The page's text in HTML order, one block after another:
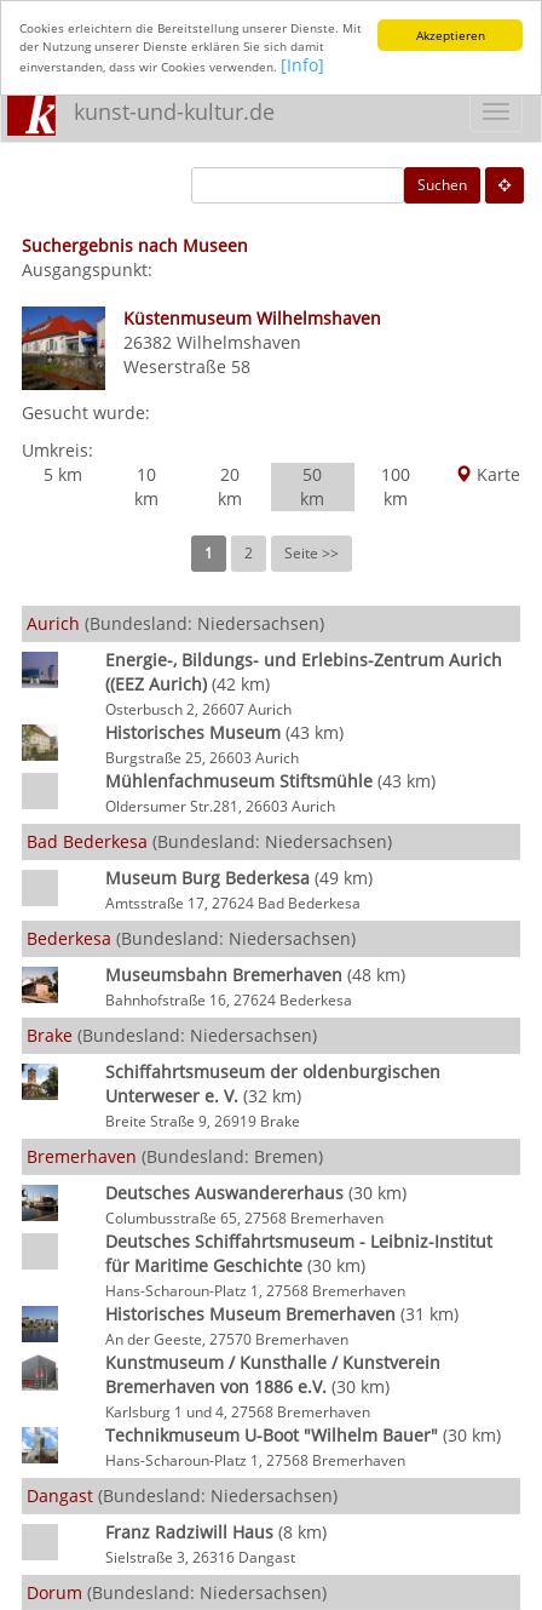
Akzeptieren
Cookies erleichtern die Bereitstellung unserer Dienste. Mit
der Nutzung unserer Dienste erklären Sie sich damit
einverstanden, dass wir Cookies verwenden. [Info]
kunst-und-kultur.de
Suchen
Suchergebnis nach Museen
Ausgangspunkt:
Küstenmuseum Wilhelmshaven
26382 Wilhelmshaven
Weserstraße 58
Gesucht wurde:
Umkreis:
5 km
10
km
20
km
50
km
100
km
Karte
1 2 Seite >>
Aurich (Bundesland: Niedersachsen)
Energie-, Bildungs- und Erlebins-Zentrum Aurich
((EEZ Aurich)(42 km)
Osterbusch 2, 26607 Aurich
Historisches Museum(43 km)
Burgstraße 25, 26603 Aurich
Mühlenfachmuseum Stiftsmühle(43 km)
Oldersumer Str.281, 26603 Aurich
Bad Bederkesa (Bundesland: Niedersachsen)
Museum Burg Bederkesa(49 km)
Amtsstraße 17, 27624 Bad Bederkesa
Bederkesa (Bundesland: Niedersachsen)
Museumsbahn Bremerhaven (48 km)
Bahnhofstraße 16, 27624 Bederkesa
Brake (Bundesland: Niedersachsen)
Schiffahrtsmuseum der oldenburgischen
Unterweser e. V.(32 km)
Breite Straße 9, 26919 Brake
Bremerhaven (Bundesland: Bremen)
Deutsches Auswandererhaus(30 km)
Columbusstraße 65, 27568 Bremerhaven
Deutsches Schiffahrtsmuseum - Leibniz-Institut
für Maritime Geschichte(30 km)
Hans-Scharoun-Platz 1, 27568 Bremerhaven
Historisches Museum Bremerhaven (31 km)
An der Geeste, 27570 Bremerhaven
Kunstmuseum / Kunsthalle / Kunstverein
Bremerhaven von 1886 e.V.(30 km)
Karlsburg 1 und 4, 27568 Bremerhaven
Technikmuseum U-Boot "Wilhelm Bauer"(30 km)
Hans-Scharoun-Platz 1, 27568 Bremerhaven
Dangast (Bundesland: Niedersachsen)
Franz Radziwill Haus(8 km)
Sielstraße 3, 26316 Dangast
Dorum (Bundesland: Niedersachsen)